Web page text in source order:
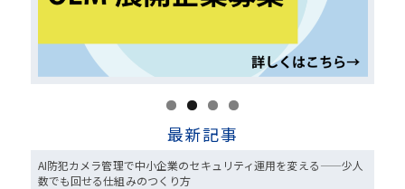
最新記事
AI防犯カメラ管理で中小企業のセキュリティ運用を変える——少人
数でも回せる仕組みのつくり方